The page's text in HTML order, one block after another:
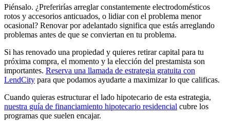
Piénsalo. ¿Preferirías arreglar constantemente electrodomésticos
rotos y accesorios anticuados, o lidiar con el problema menor
ocasional? Renovar por adelantado significa que estás arreglando
problemas antes de que se conviertan en tu problema.
Si has renovado una propiedad y quieres retirar capital para tu
próxima compra, el momento y la elección del prestamista son
importantes. Reserva una llamada de estrategia gratuita con
LendCity para que podamos ayudarte a maximizar lo que calificas.
Cuando quieras estructurar el lado hipotecario de esta estrategia,
nuestra guía de financiamiento hipotecario residencial cubre los
programas que suelen encajar.